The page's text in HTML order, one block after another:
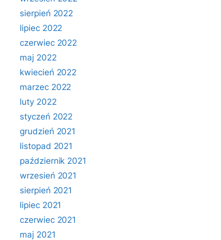
sierpień 2022
lipiec 2022
czerwiec 2022
maj 2022
kwiecień 2022
marzec 2022
luty 2022
styczeń 2022
grudzień 2021
listopad 2021
październik 2021
wrzesień 2021
sierpień 2021
lipiec 2021
czerwiec 2021
maj 2021